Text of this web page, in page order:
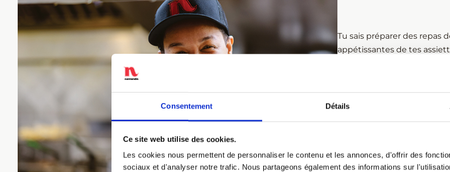
Consentement Détails
Ce site web utilise des cookies.
Les cookies nous permettent de personnaliser le contenu et les annonces, d'offrir des
sociaux et d'analyser notre trafic. Nous partageons également des informations sur
Tu sais préparer des repas
appétissantes de tes
Avantages